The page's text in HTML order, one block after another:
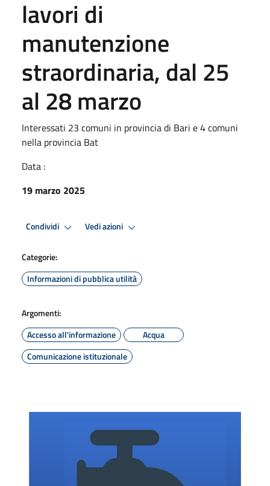
lavori di
manutenzione
straordinaria, dal 25
al 28 marzo
Interessati 23 comuni in provincia di Bari e 4 comuni
nella provincia Bat
Data :
19 marzo 2025
Condividi Vedi azioni
Categorie:
Informazioni di pubblica utilità
Argomenti:
Accesso all'informazione
Acqua
Comunicazione istituzionale